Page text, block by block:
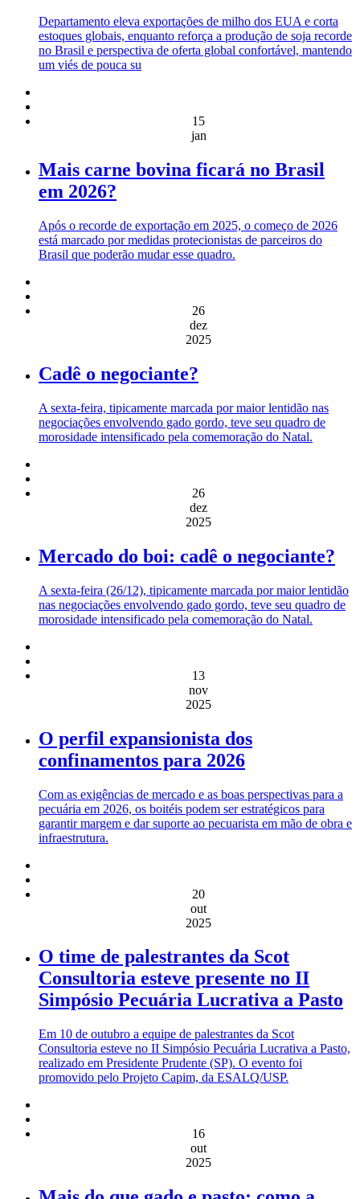
Departamento eleva exportações de milho dos EUA e corta
estoques globais, enquanto reforça a produção de soja recorde
no Brasil e perspectiva de oferta global confortável, mantendo
um viés de pouca su
15
jan
Mais carne bovina ficará no Brasil
em 2026?
Após o recorde de exportação em 2025, o começo de 2026
está marcado por medidas protecionistas de parceiros do
Brasil que poderão mudar esse quadro.
26
dez
2025
Cadê o negociante?
A sexta-feira, tipicamente marcada por maior lentidão nas
negociações envolvendo gado gordo, teve seu quadro de
morosidade intensificado pela comemoração do Natal.
26
dez
2025
Mercado do boi: cadê o negociante?
A sexta-feira (26/12), tipicamente marcada por maior lentidão
nas negociações envolvendo gado gordo, teve seu quadro de
morosidade intensificado pela comemoração do Natal.
13
nov
2025
O perfil expansionista dos
confinamentos para 2026
Com as exigências de mercado e as boas perspectivas para a
pecuária em 2026, os boitéis podem ser estratégicos para
garantir margem e dar suporte ao pecuarista em mão de obra e
infraestrutura.
20
out
2025
O time de palestrantes da Scot
Consultoria esteve presente no II
Simpósio Pecuária Lucrativa a Pasto
Em 10 de outubro a equipe de palestrantes da Scot
Consultoria esteve no II Simpósio Pecuária Lucrativa a Pasto,
realizado em Presidente Prudente (SP). O evento foi
promovido pelo Projeto Capim, da ESALQ/USP.
16
out
2025